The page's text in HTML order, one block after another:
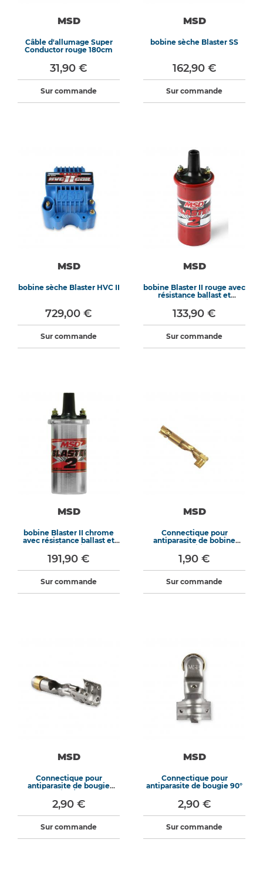
MSD
Câble d'allumage Super
Conductor rouge 180cm
31,90 €
Sur commande
MSD
bobine sèche Blaster SS
162,90 €
Sur commande
MSD
bobine sèche Blaster HVC II
729,00 €
Sur commande
MSD
bobine Blaster II rouge avec
résistance ballast et
133,90 €
Sur commande
MSD
bobine Blaster II chrome
avec résistance ballast et
191,90 €
Sur commande
MSD
Connectique pour
antiparasite de bobine
1,90 €
Sur commande
MSD
Connectique pour
antiparasite de bougie
2,90 €
Sur commande
MSD
Connectique pour
antiparasite de bougie 90°
2,90 €
Sur commande